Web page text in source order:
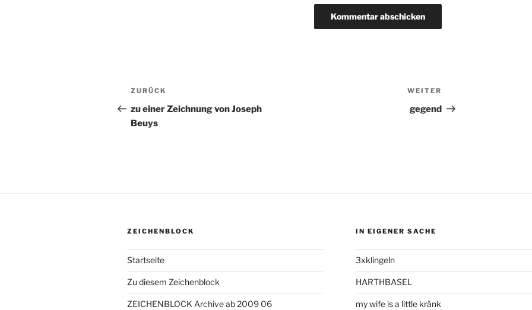
Beitragsnavigation
Vorheriger
Beitrag
ZURÜCK
zu einer Zeichnung von Joseph
Beuys
Beitrag
WEITER
gegend
ZEICHENBLOCK
Startseite
Zu diesem Zeichenblock
ZEICHENBLOCK Archive ab 2009 06
IN EIGENER SACHE
3xklingeln
HARTHBASEL
my wife is a little kränk